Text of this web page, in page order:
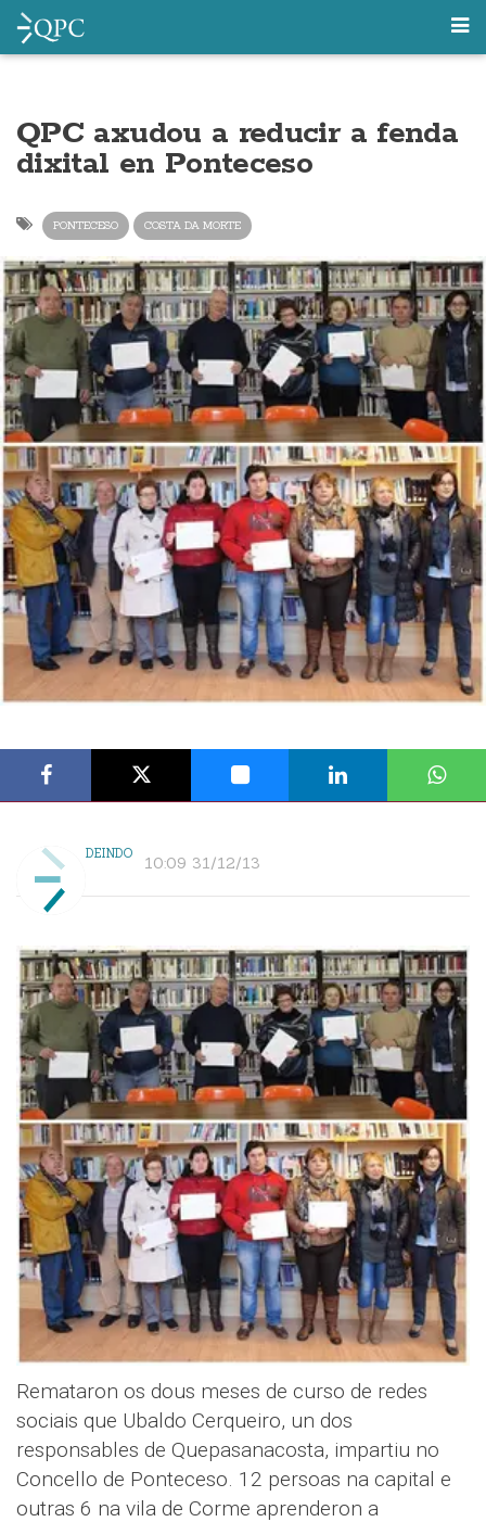
QPC axudou a reducir a fenda
dixital en Ponteceso
PONTECESO COSTA DA MORTE
DEINDO 10:09 31/12/13
Remataron os dous meses de curso de redes
sociais que Ubaldo Cerqueiro, un dos
responsables de Quepasanacosta, impartiu no
Concello de Ponteceso. 12 persoas na capital e
outras 6 na vila de Corme aprenderon a